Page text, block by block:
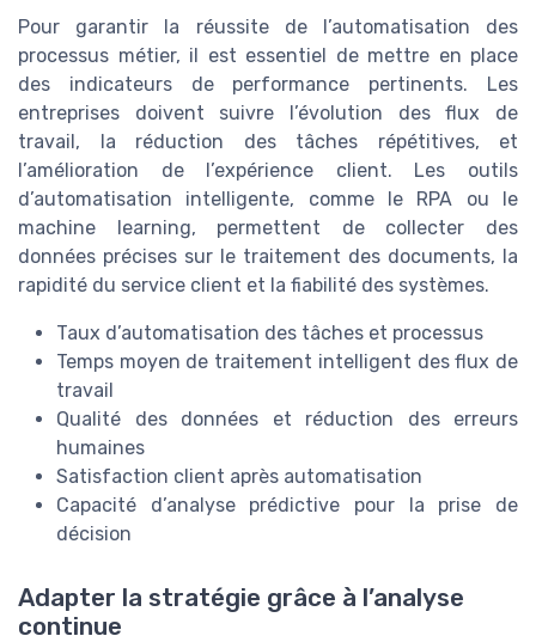
Pour garantir la réussite de l’automatisation des
processus métier, il est essentiel de mettre en place
des indicateurs de performance pertinents. Les
entreprises doivent suivre l’évolution des flux de
travail, la réduction des tâches répétitives, et
l’amélioration de l’expérience client. Les outils
d’automatisation intelligente, comme le RPA ou le
machine learning, permettent de collecter des
données précises sur le traitement des documents, la
rapidité du service client et la fiabilité des systèmes.
Taux d’automatisation des tâches et processus
Temps moyen de traitement intelligent des flux de
travail
Qualité des données et réduction des erreurs
humaines
Satisfaction client après automatisation
Capacité d’analyse prédictive pour la prise de
décision
Adapter la stratégie grâce à l’analyse
continue